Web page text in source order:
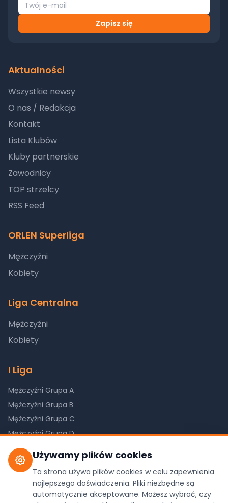
Używamy plików cookies
Ta strona używa plików cookies w celu zapewnienia
najlepszego doświadczenia. Pliki niezbędne są
automatycznie akceptowane. Możesz wybrać, czy
Zapisz się
Aktualności
Wszystkie newsy
O nas / Redakcja
Kontakt
Lista Klubów
Kluby partnerskie
Zawodnicy
TOP strzelcy
RSS Feed
ORLEN Superliga
Mężczyźni
Kobiety
Liga Centralna
Mężczyźni
Kobiety
I Liga
Mężczyźni Grupa A
Mężczyźni Grupa B
Mężczyźni Grupa C
Mężczyźni Grupa D
Kobiety Grupa A
Kobiety Grupa B
Kobiety Grupa C